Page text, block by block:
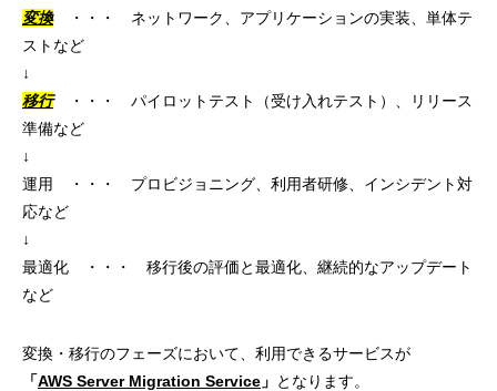
変換・・・ ネットワーク、アプリケーションの実装、単体テ
ストなど
↓
移行・・・ パイロットテスト（受け入れテスト）、リリース
準備など
↓
運用 ・・・ プロビジョニング、利用者研修、インシデント対
応など
↓
最適化 ・・・ 移行後の評価と最適化、継続的なアップデート
など
変換・移行のフェーズにおいて、利用できるサービスが
「AWS Server Migration Service 」 となります。